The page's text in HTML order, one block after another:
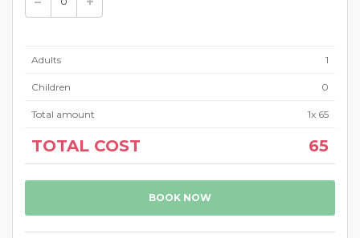
Adults 1
Children 0
Total amount 1x 65
TOTAL COST 65
BOOK NOW